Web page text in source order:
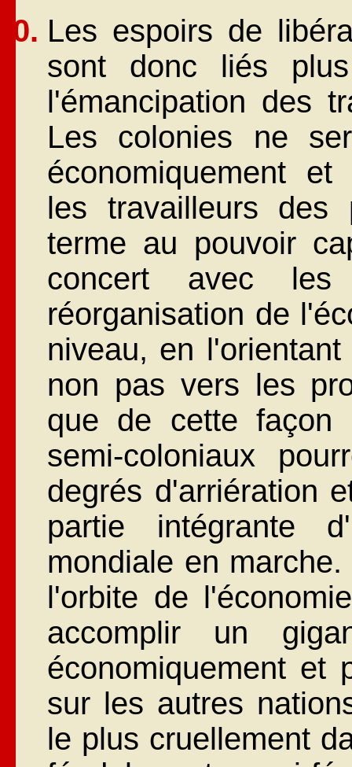
Les espoirs de
sont donc liés
l'émancipation des
Les colonies ne
économiquement
les travailleurs des
terme au pouvoir
concert avec
réorganisation de
niveau, en
non pas vers les
que de cette façon
semi-coloniaux
degrés d'arriération
partie intégrante
mondiale en
l'orbite de
accomplir un
économiquement et
sur les autres
le plus cruellement